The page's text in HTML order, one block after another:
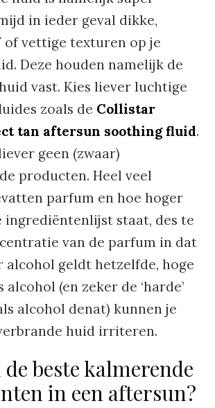
in ieder geval dikke,
vettige texturen op je
Deze houden namelijk de
vast. Kies liever luchtige
zoals de Collistar
tan aftersun soothing fluid.
geen (zwaar)
producten. Heel veel
parfum en hoe hoger
ingrediëntenlijst staat, des te
van de parfum in dat
alcohol geldt hetzelfde, hoge
(en zeker de ‘harde’
alcohol denat) kunnen je
huid irriteren.
beste kalmerende
in een aftersun?